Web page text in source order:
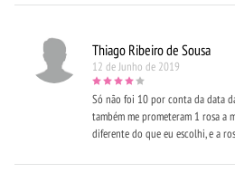
Thiago Ribeiro de Sousa
12 de Junho de 2019
Só não foi 10 por conta da data
também me prometeram 1 rosa a
diferente do que eu escolhi, e a